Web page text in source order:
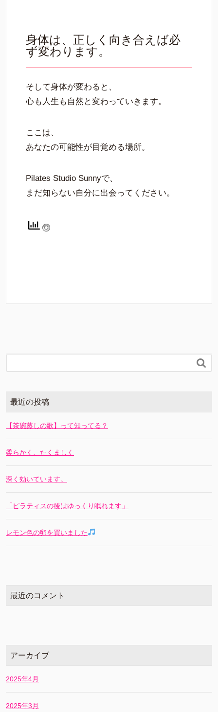
身体は、正しく向き合えば必
ず変わります。
そして身体が変わると、
心も人生も自然と変わっていきます。
ここは、
あなたの可能性が目覚める場所。
Pilates Studio Sunnyで、
まだ知らない自分に出会ってください。

最近の投稿
【茶碗蒸しの歌】って知ってる？
柔らかく、たくましく
深く効いています。
「ピラティスの後はゆっくり眠れます」
レモン色の卵を買いました
最近のコメント
アーカイブ
2025年4月
2025年3月